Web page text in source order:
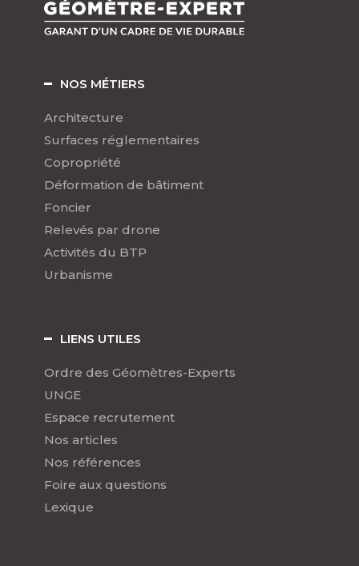
NOS MÉTIERS
Architecture
Surfaces réglementaires
Copropriété
Déformation de bâtiment
Foncier
Relevés par drone
Activités du BTP
Urbanisme
LIENS UTILES
Ordre des Géomètres-Experts
UNGE
Espace recrutement
Nos articles
Nos références
Foire aux questions
Lexique